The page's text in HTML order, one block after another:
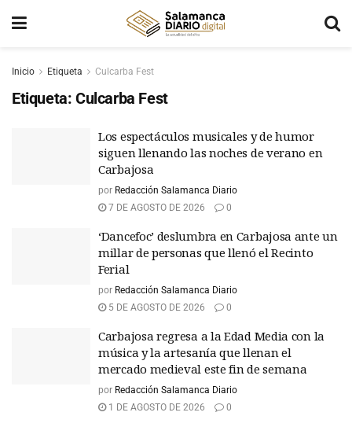
Inicio Etiqueta Culcarba Fest
Etiqueta: Culcarba Fest
Los espectáculos musicales y de humor
siguen llenando las noches de verano en
Carbajosa
por Redacción Salamanca Diario
7 DE AGOSTO DE 2026
0
‘Dancefoc’ deslumbra en Carbajosa ante un
millar de personas que llenó el Recinto
Ferial
por Redacción Salamanca Diario
5 DE AGOSTO DE 2026
0
Carbajosa regresa a la Edad Media con la
música y la artesanía que llenan el
mercado medieval este fin de semana
por Redacción Salamanca Diario
1 DE AGOSTO DE 2026
0